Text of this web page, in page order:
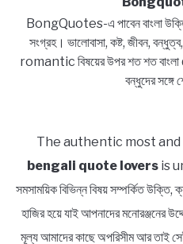
BongQuotes-এ পাবেন বাংলা উক্তি,
সংগ্রহ। ভালোবাসা, কষ্ট, জীবন,
romantic বিষয়ের উপর শত শত
বন্ধুদের সঙ্গে
The authentic most
bengali quote loversis
সমসাময়িক বিভিন্ন বিষয় সম্পর্কিত উক্তি,
হাজির হয়ে যাই আপনাদের মনোরঞ্জনের
মূল্য আমাদের কাছে অপরিসীম আর তাই